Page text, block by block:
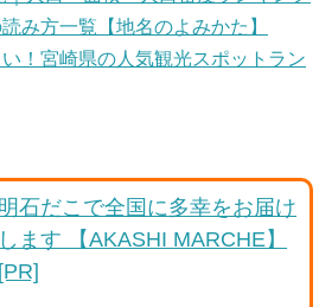
み方一覧【地名のよみかた】
い！宮崎県の人気観光スポットラン
明石だこで全国に多幸をお届け
します 【AKASHI MARCHE】
[PR]